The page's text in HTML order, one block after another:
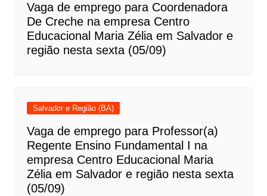
Vaga de emprego para Coordenadora
De Creche na empresa Centro
Educacional Maria Zélia em Salvador e
região nesta sexta (05/09)
Salvador e Região (BA)
Vaga de emprego para Professor(a)
Regente Ensino Fundamental I na
empresa Centro Educacional Maria
Zélia em Salvador e região nesta sexta
(05/09)